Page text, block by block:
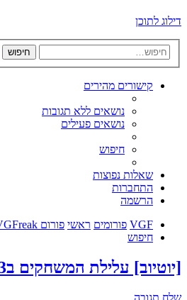
דילוג לתוכן
חיפוש
קישורים מהירים
נושאים ללא תגובות
נושאים פעילים
חיפוש
שאלות נפוצות
התחברות
הרשמה
VGF פורומים ראשי פורום VGFreak - כללי
חיפוש
[יוטיוב] עלילת המשחקים ב3
שלח תגובה